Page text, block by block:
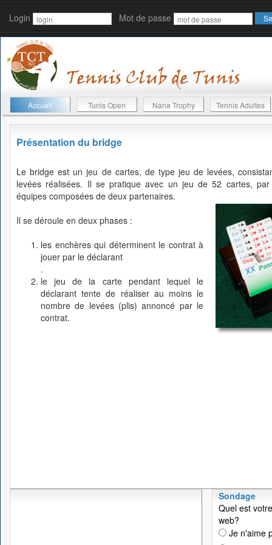
Login Mot de passe
Accueil Tunis Open Nana Trophy Tennis Adultes
Présentation du bridge
Le bridge est un jeu de cartes, de type jeu de levées,
levées réalisées. Il se pratique avec un jeu de 52 cartes,
équipes composées de deux partenaires.
Il se déroule en deux phases :
les enchères qui déterminent le contrat à
jouer par le déclarant
.
le jeu de la carte pendant lequel le
déclarant tente de réaliser au moins le
nombre de levées (plis) annoncé par le
contrat.
Sondage
Quel est
web?
Je n'aime